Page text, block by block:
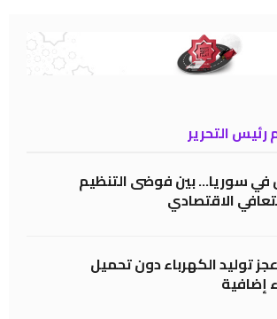
التحرير
في سوريا… بين فوضى التنظيم
الاقتصادي
توليد الكهرباء دون تحميل
إضافية